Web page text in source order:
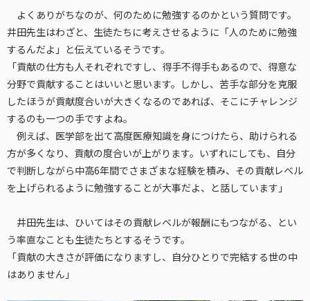
よくありがちなのが、何のために勉強するのかという質問です。
井田先生はわざと、生徒たちに考えさせるように「人のために勉強
するんだよ」と伝えているそうです。
「貢献の仕方も人それぞれですし、得手不得手もあるので、得意な
分野で貢献することはいいと思います。しかし、苦手な部分を克服
したほうが貢献度合いが大きくなるのであれば、そこにチャレンジ
するのも一つの手ですよね。
例えば、医学部を出て高度医療知識を身につけたら、助けられる
方が多くなり、貢献の度合いが上がります。いずれにしても、自分
で判断しながら中高6年間でさまざまな経験を積み、その貢献レベル
を上げられるように勉強することが大事だよ、と話しています」
井田先生は、ひいてはその貢献レベルが報酬にもつながる、とい
う率直なことも生徒たちとするそうです。
「貢献の大きさが評価になりますし、自分ひとりで完結する世の中
はありません」